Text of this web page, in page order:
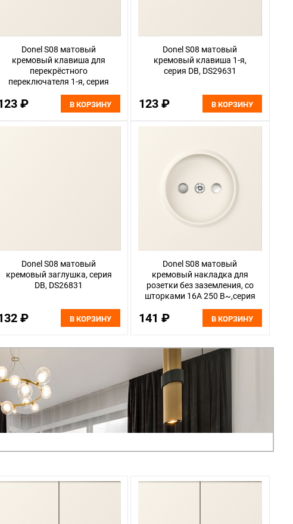
Donel S08 матовый
кремовый клавиша для
перекрёстного
переключателя 1-я, серия
₽ В КОРЗИНУ
Donel S08 матовый
кремовый клавиша 1-я,
серия DB, DS29631
123 ₽ В КОРЗИНУ
Donel S08 матовый
кремовый заглушка, серия
DB, DS26831
₽ В КОРЗИНУ
Donel S08 матовый
кремовый накладка для
розетки без заземления, со
шторками 16A 250 В~,серия
141 ₽ В КОРЗИНУ